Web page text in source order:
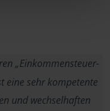
„Einkommensteuer-
eine sehr kompetente
und wechselhaften